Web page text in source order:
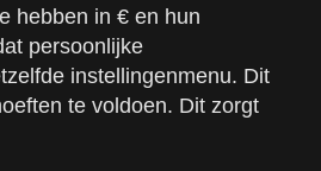
hebben in € en hun
persoonlijke
instellingenmenu. Dit
te voldoen. Dit zorgt